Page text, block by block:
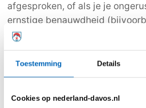
Toestemming Details
Cookies op nederland-davos.nl
afgesproken, of als je je
ernstige benauwdheid
nauwelijks kunnen praten, suf
Vernevelaar
Een goede hygiëne is erg